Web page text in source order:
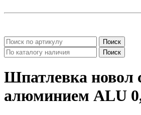
Поиск
Поиск
Шпатлевка новол
алюминием ALU